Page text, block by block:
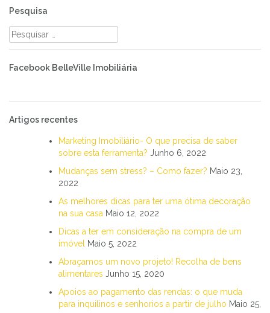
Pesquisa
Pesquisar
por:
Facebook BelleVille Imobiliária
Artigos recentes
Marketing Imobiliário- O que precisa de saber
sobre esta ferramenta? Junho 6, 2022
Mudanças sem stress? – Como fazer? Maio 23,
2022
As melhores dicas para ter uma ótima decoração
na sua casa Maio 12, 2022
Dicas a ter em consideração na compra de um
imóvel Maio 5, 2022
Abraçamos um novo projeto! Recolha de bens
alimentares Junho 15, 2020
Apoios ao pagamento das rendas: o que muda
para inquilinos e senhorios a partir de julho Maio 25,